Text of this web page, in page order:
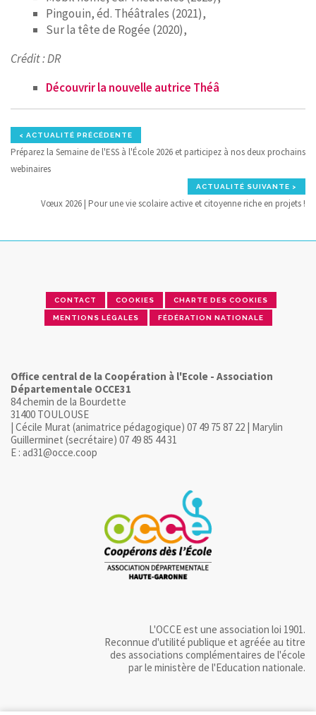
Pingouin, éd. Théâtrales (2021),
Sur la tête de Rogée (2020),
Crédit : DR
Découvrir la nouvelle autrice Théâ
< ACTUALITÉ PRÉCÉDENTE
Préparez la Semaine de l'ESS à l'École 2026 et participez à nos deux prochains
webinaires
ACTUALITÉ SUIVANTE >
Vœux 2026 | Pour une vie scolaire active et citoyenne riche en projets !
CONTACT COOKIES CHARTE DES COOKIES
MENTIONS LÉGALES FÉDÉRATION NATIONALE
Office central de la Coopération à l'Ecole - Association
Départementale OCCE31
84 chemin de la Bourdette
31400 TOULOUSE
| Cécile Murat (animatrice pédagogique) 07 49 75 87 22 | Marylin
Guillerminet (secrétaire) 07 49 85 44 31
E : ad31@occe.coop
L'OCCE est une association loi 1901.
Reconnue d'utilité publique et agréée au titre
des associations complémentaires de l'école
par le ministère de l'Education nationale.